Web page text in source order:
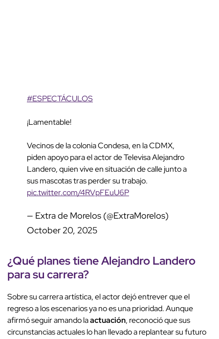
#ESPECTÁCULOS
¡Lamentable!
Vecinos de la colonia Condesa, en la CDMX,
piden apoyo para el actor de Televisa Alejandro
Landero, quien vive en situación de calle junto a
sus mascotas tras perder su trabajo.
pic.twitter.com/4RVpFEuU6P
— Extra de Morelos (@ExtraMorelos)
October 20, 2025
¿Qué planes tiene Alejandro Landero
para su carrera?
Sobre su carrera artística, el actor dejó entrever que el
regreso a los escenarios ya no es una prioridad. Aunque
afirmó seguir amando laactuación, reconoció que sus
circunstancias actuales lo han llevado a replantear su futuro